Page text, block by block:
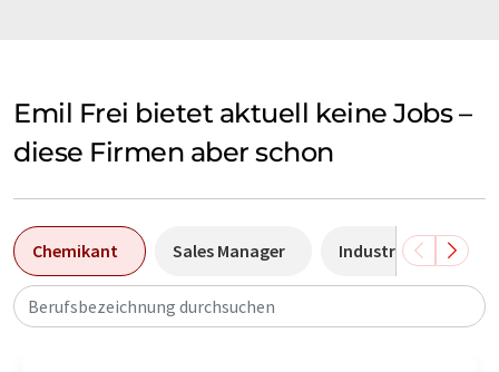
Emil Frei bietet aktuell keine Jobs –
diese Firmen aber schon
Chemikant Sales Manager
Berufsbezeichnung durchsuchen